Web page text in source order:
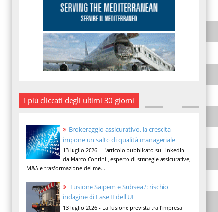
I più cliccati degli ultimi 30 giorni
Brokeraggio assicurativo, la crescita
impone un salto di qualità manageriale
13 luglio 2026 - L'articolo pubblicato su LinkedIn
da Marco Contini , esperto di strategie assicurative,
M&A e trasformazione del me...
Fusione Saipem e Subsea7: rischio
indagine di Fase II dell'UE
13 luglio 2026 - La fusione prevista tra l'impresa